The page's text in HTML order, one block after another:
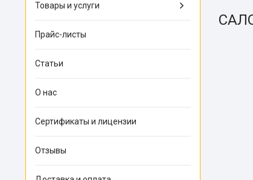
Товары и услуги
Прайс-листы
Статьи
О нас
Сертификаты и лицензии
Отзывы